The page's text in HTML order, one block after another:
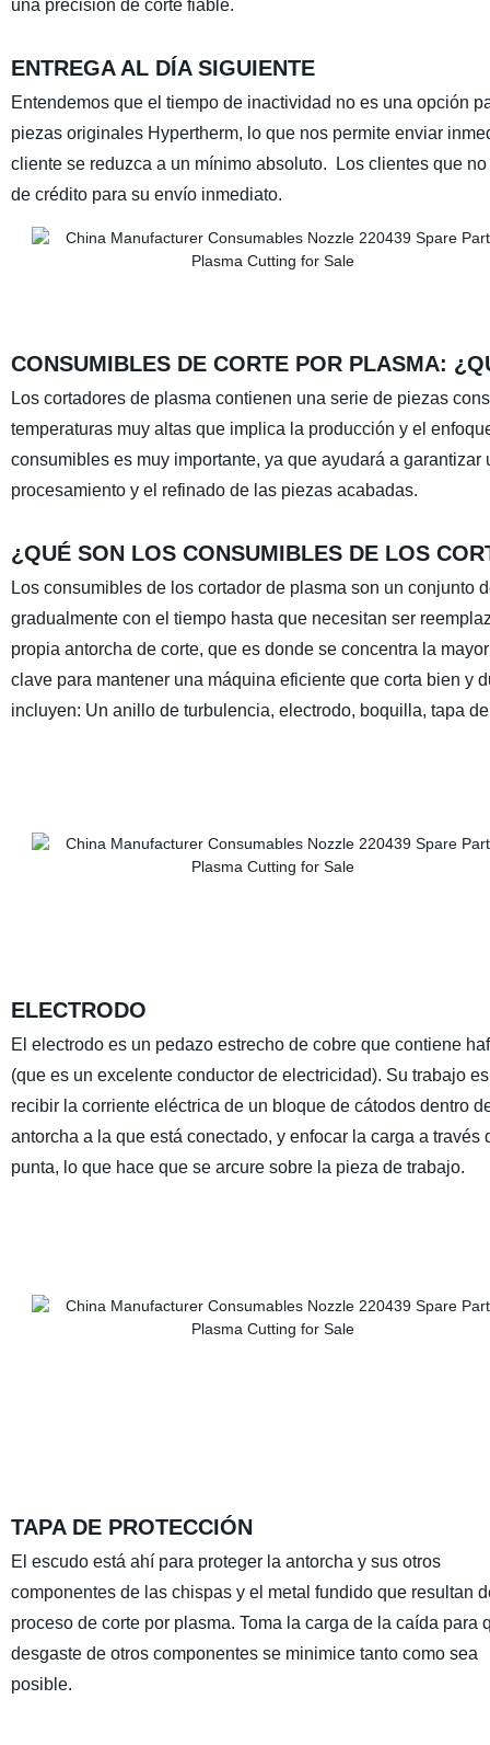
una precisión de corte fiable.
ENTREGA AL DÍA SIGUIENTE
Entendemos que el tiempo de inactividad no es una opción
piezas originales Hypertherm, lo que nos permite enviar
cliente se reduzca a un mínimo absoluto. Los clientes que
de crédito para su envío inmediato.
CONSUMIBLES DE CORTE POR PLASMA:
Los cortadores de plasma contienen una serie de piezas
temperaturas muy altas que implica la producción y el
consumibles es muy importante, ya que ayudará a
procesamiento y el refinado de las piezas acabadas.
¿QUÉ SON LOS CONSUMIBLES DE LOS
Los consumibles de los cortador de plasma son un conjunto
gradualmente con el tiempo hasta que necesitan ser
propia antorcha de corte, que es donde se concentra la
clave para mantener una máquina eficiente que corta bien y
incluyen: Un anillo de turbulencia, electrodo, boquilla, tapa
ELECTRODO
El electrodo es un pedazo estrecho de cobre que contiene
(que es un excelente conductor de electricidad). Su trabajo es
recibir la corriente eléctrica de un bloque de cátodos dentro
antorcha a la que está conectado, y enfocar la carga a través
punta, lo que hace que se arcure sobre la pieza de trabajo.
TAPA DE PROTECCIÓN
El escudo está ahí para proteger la antorcha y sus otros
componentes de las chispas y el metal fundido que resultan
proceso de corte por plasma. Toma la carga de la caída para
desgaste de otros componentes se minimice tanto como sea
posible.